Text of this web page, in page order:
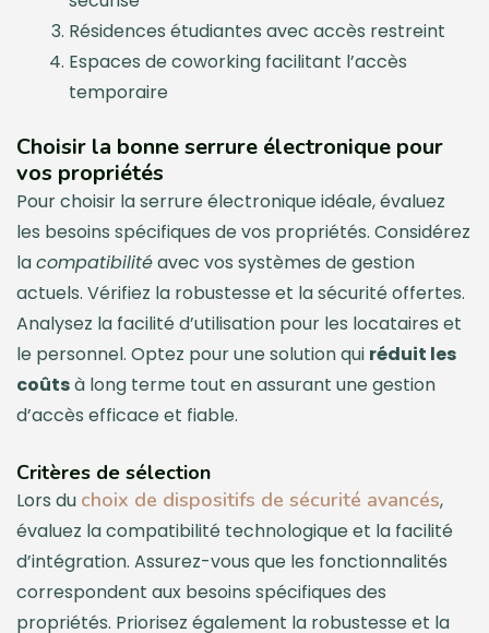
Résidences étudiantes avec accès restreint
Espaces de coworking facilitant l’accès
temporaire
Choisir la bonne serrure électronique pour
vos propriétés
Pour choisir la serrure électronique idéale, évaluez
les besoins spécifiques de vos propriétés. Considérez
lacompatibilitéavec vos systèmes de gestion
actuels. Vérifiez la robustesse et la sécurité offertes.
Analysez la facilité d’utilisation pour les locataires et
le personnel. Optez pour une solution qui réduit les
coûtsà long terme tout en assurant une gestion
d’accès efficace et fiable.
Critères de sélection
Lors du choix de dispositifs de sécurité avancés,
évaluez la compatibilité technologique et la facilité
d’intégration. Assurez-vous que les fonctionnalités
correspondent aux besoins spécifiques des
propriétés. Priorisez également la robustesse et la